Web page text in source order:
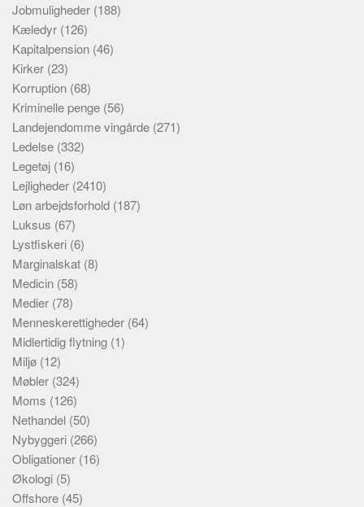
Jobmuligheder (188)
Kæledyr (126)
Kapitalpension (46)
Kirker (23)
Korruption (68)
Kriminelle penge (56)
Landejendomme vingårde (271)
Ledelse (332)
Legetøj (16)
Lejligheder (2410)
Løn arbejdsforhold (187)
Luksus (67)
Lystfiskeri (6)
Marginalskat (8)
Medicin (58)
Medier (78)
Menneskerettigheder (64)
Midlertidig flytning (1)
Miljø (12)
Møbler (324)
Moms (126)
Nethandel (50)
Nybyggeri (266)
Obligationer (16)
Økologi (5)
Offshore (45)